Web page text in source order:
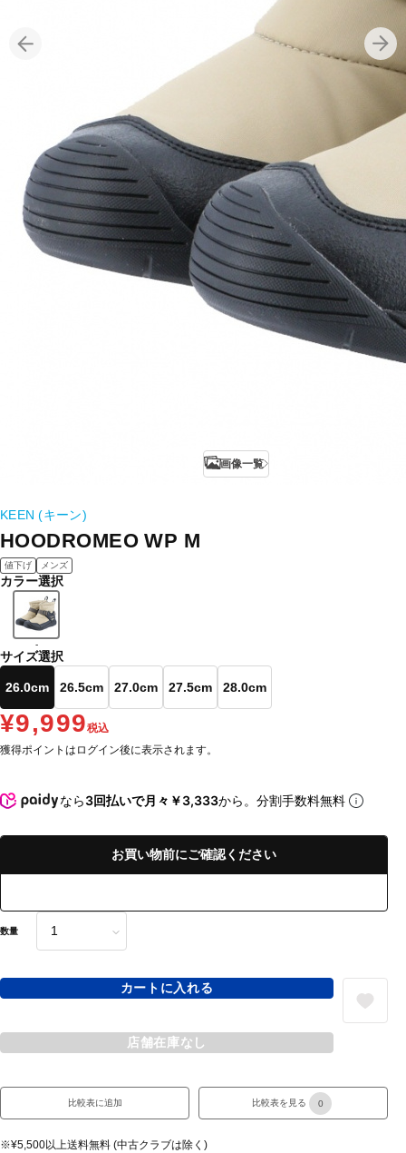
画像一覧
KEEN (キーン)
HOODROMEO WP M
値下げ メンズ
カラー選択
-
サイズ選択
26.0cm 26.5cm 27.0cm 27.5cm 28.0cm
¥9,999税込
獲得ポイントはログイン後に表示されます。
なら3回払いで月々￥3,333から。分割手数料無料
お買い物前にご確認ください
数量
カートに入れる
店舗在庫なし
比較表に追加 比較表を見る 0
※¥5,500以上送料無料 (中古クラブは除く)